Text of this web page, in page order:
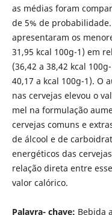
as médias foram
de 5% de
apresentaram os
31,95 kcal 100g-1) em
(36,42 a 38,42 kcal
40,17 a kcal 100g-1). O
nas cervejas elevou o
mel na formulação
cervejas comuns e
de álcool e de
energéticos das
relação direta entre
valor calórico.
Palavra- chave: Bebida